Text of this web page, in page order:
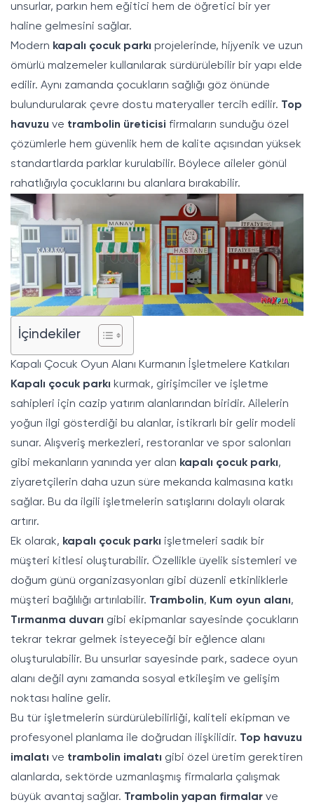
unsurlar, parkın hem eğitici hem de öğretici bir yer
haline gelmesini sağlar.
Modern kapalı çocuk parkı projelerinde, hijyenik ve uzun
ömürlü malzemeler kullanılarak sürdürülebilir bir yapı elde
edilir. Aynı zamanda çocukların sağlığı göz önünde
bulundurularak çevre dostu materyaller tercih edilir. Top
havuzu ve trambolin üreticisi firmaların sunduğu özel
çözümlerle hem güvenlik hem de kalite açısından yüksek
standartlarda parklar kurulabilir. Böylece aileler gönül
rahatlığıyla çocuklarını bu alanlara bırakabilir.
İçindekiler
Kapalı Çocuk Oyun Alanı Kurmanın İşletmelere Katkıları
Kapalı çocuk parkı kurmak, girişimciler ve işletme
sahipleri için cazip yatırım alanlarından biridir. Ailelerin
yoğun ilgi gösterdiği bu alanlar, istikrarlı bir gelir modeli
sunar. Alışveriş merkezleri, restoranlar ve spor salonları
gibi mekanların yanında yer alan kapalı çocuk parkı,
ziyaretçilerin daha uzun süre mekanda kalmasına katkı
sağlar. Bu da ilgili işletmelerin satışlarını dolaylı olarak
artırır.
Ek olarak, kapalı çocuk parkı işletmeleri sadık bir
müşteri kitlesi oluşturabilir. Özellikle üyelik sistemleri ve
doğum günü organizasyonları gibi düzenli etkinliklerle
müşteri bağlılığı artırılabilir. Trambolin, Kum oyun alanı,
Tırmanma duvarı gibi ekipmanlar sayesinde çocukların
tekrar tekrar gelmek isteyeceği bir eğlence alanı
oluşturulabilir. Bu unsurlar sayesinde park, sadece oyun
alanı değil aynı zamanda sosyal etkileşim ve gelişim
noktası haline gelir.
Bu tür işletmelerin sürdürülebilirliği, kaliteli ekipman ve
profesyonel planlama ile doğrudan ilişkilidir. Top havuzu
imalatı ve trambolin imalatı gibi özel üretim gerektiren
alanlarda, sektörde uzmanlaşmış firmalarla çalışmak
büyük avantaj sağlar. Trambolin yapan firmalar ve